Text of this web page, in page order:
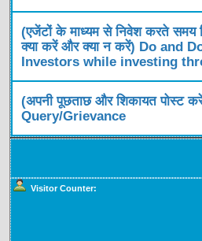
(एजेंटों के माध्यम से निवेश करते समय
क्या करें और क्या न करें) Do and
Investors while investing
(अपनी पूछताछ और शिकायत पोस्ट
Query/Grievance
Visitor Counter: